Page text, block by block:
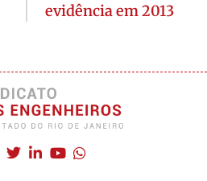
evidência em 2013